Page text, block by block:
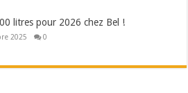
litres pour 2026 chez Bel !
2025 0